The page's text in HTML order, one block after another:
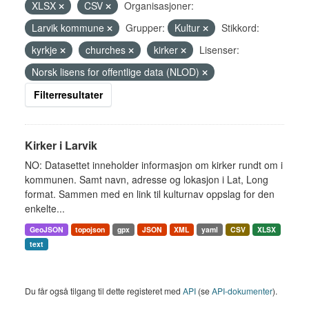
XLSX
CSV
Organisasjoner:
Larvik kommune
Grupper: Kultur
Stikkord:
kyrkje
churches kirker
Lisenser:
Norsk lisens for offentlige data (NLOD)
Filterresultater
Kirker i Larvik
NO: Datasettet inneholder informasjon om kirker rundt om i
kommunen. Samt navn, adresse og lokasjon i Lat, Long
format. Sammen med en link til kulturnav oppslag for den
enkelte...
GeoJSON topojson gpx JSON XML yaml CSV
XLSX
text
Du får også tilgang til dette registeret med API (seAPI-dokumenter).